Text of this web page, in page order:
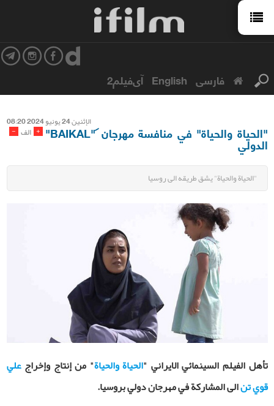
فارسی English آی‌فیلم2
الإثنین 24 یونیو 2024 08:20
- الف + "الحياة والحياة" في منافسة مهرجان "BAIKAL"
الدولي
"الحياة والحياة" يشق طريقه الى روسيا
تأهل الفيلم السينمائي الايراني "الحياة والحياة" من إنتاج وإخراجعلي
قوي تنالى المشاركة في مهرجان دولي بروسيا.